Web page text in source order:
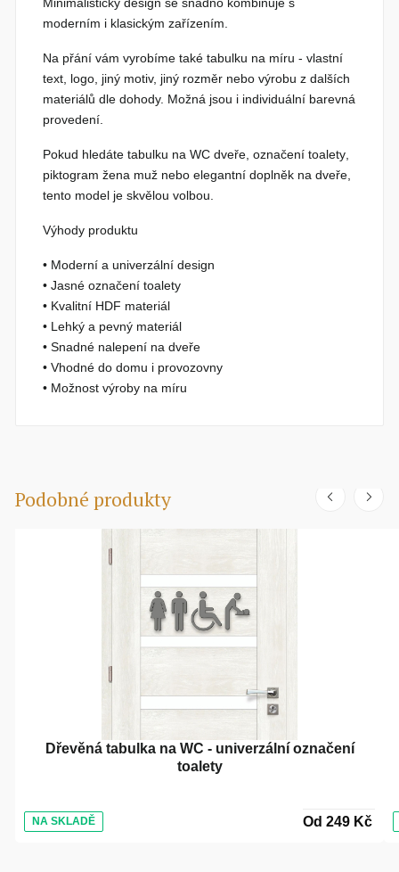
Minimalistický design se snadno kombinuje s
moderním i klasickým zařízením.
Na přání vám vyrobíme takétabulku na míru - vlastní
text, logo, jiný motiv, jiný rozměr nebo výrobu z dalších
materiálů dle dohody. Možná jsou i individuální barevná
provedení.
Pokud hledátetabulku na WC dveře,označení toalety,
piktogram žena muž nebo elegantní doplněk na dveře,
tento model je skvělou volbou.
Výhody produktu
• Moderní a univerzální design
• Jasné označení toalety
• Kvalitní HDF materiál
• Lehký a pevný materiál
• Snadné nalepení na dveře
• Vhodné do domu i provozovny
• Možnost výroby na míru
Podobné produkty
Dřevěná tabulka na WC - univerzální označení
toalety
NA SKLADĚ Od 249 Kč